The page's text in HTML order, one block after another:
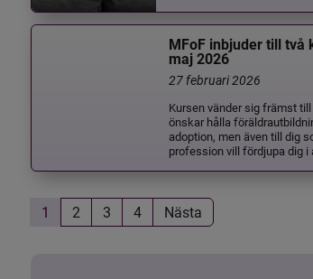
MFoF inbjuder till två
maj 2026
27 februari 2026
Kursen vänder sig främst
önskar hålla
adoption, men även till dig
profession vill fördjupa dig i
1 2 3 4 Nästa